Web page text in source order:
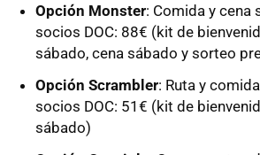
Opción Monster: Comida y cena
socios DOC: 88€ (kit de
sábado, cena sábado y sorteo
Opción Scrambler: Ruta y
socios DOC: 51€ (kit de
sábado)